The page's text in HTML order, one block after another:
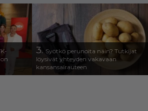
3. Syötkö perunoita näin? Tutkijat
löysivät yhteyden vakavaan
kansansairauteen